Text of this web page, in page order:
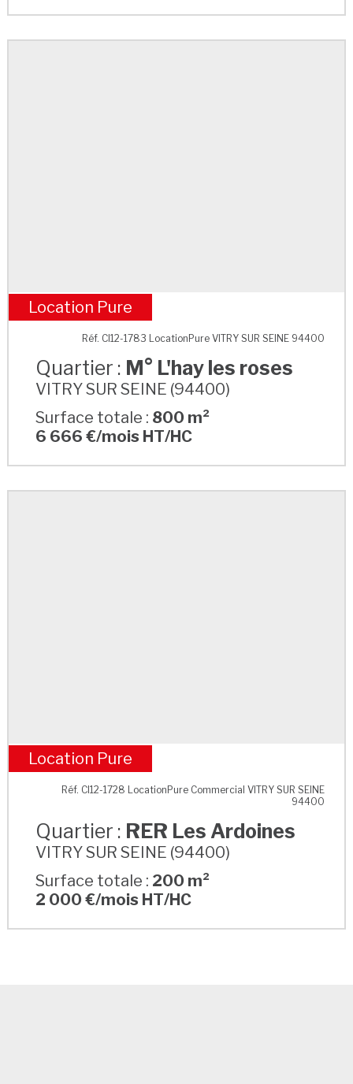
M° L'hay les roses
Location Pure
Réf. CI12-1783 LocationPure VITRY SUR SEINE 94400
Quartier : M° L'hay les roses
VITRY SUR SEINE (94400)
Surface totale : 800 m²
6 666 €/mois HT/HC
RER Les Ardoines
Location Pure
Réf. CI12-1728 LocationPure Commercial VITRY SUR SEINE
94400
Quartier : RER Les Ardoines
VITRY SUR SEINE (94400)
Surface totale : 200 m²
2 000 €/mois HT/HC